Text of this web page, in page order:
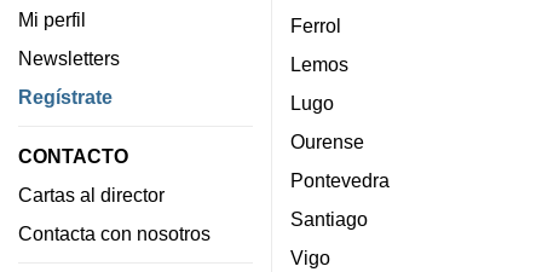
Mi perfil
Newsletters
Regístrate
CONTACTO
Cartas al director
Contacta con nosotros
Ferrol
Lemos
Lugo
Ourense
Pontevedra
Santiago
Vigo